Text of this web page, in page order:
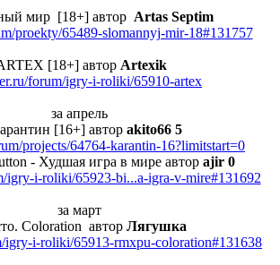
мир [18+] автор Artas Septim
proekty/65489-slomannyj-mir-18#131757
[18+] автор Artexik
forum/igry-i-roliki/65910-artex
за апрель
[16+] автор akito66 5
projects/64764-karantin-16?limitstart=0
- Худшая игра в мире автор ajir 0
igry-i-roliki/65923-bi...a-igra-v-mire#131692
за март
Coloration автор Лягушка
igry-i-roliki/65913-rmxpu-coloration#131638